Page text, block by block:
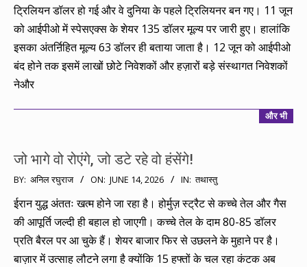
ट्रिलियन डॉलर हो गई और वे दुनिया के पहले ट्रिलियनर बन गए। 11 जून
को आईपीओ में स्पेसएक्स के शेयर 135 डॉलर मूल्य पर जारी हुए। हालांकि
इसका अंतर्ऩिहित मूल्य 63 डॉलर ही बताया जाता है। 12 जून को आईपीओ
बंद होने तक इसमें लाखों छोटे निवेशकों और हज़ारों बड़े संस्थागत निवेशकों
नेऔर
और भी
जो भागे वो रोएंगे, जो डटे रहे वो हंसेंगे!
2026-
06-
14
BY: अनिल रघुराज ON: JUNE 14, 2026 IN: तथास्तु
ईरान युद्ध अंततः खत्म होने जा रहा है। होर्मुज़ स्ट्रैट से कच्चे तेल और गैस
की आपूर्ति जल्दी ही बहाल हो जाएगी। कच्चे तेल के दाम 80-85 डॉलर
प्रति बैरल पर आ चुके हैं। शेयर बाजार फिर से उछलने के मुहाने पर है।
बाज़ार में उत्साह लौटने लगा है क्योंकि 15 हफ्तों के चल रहा कंटक अब